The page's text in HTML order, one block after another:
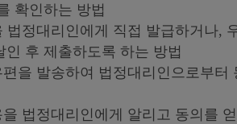
확인하는 방법
정대리인에게 직접 발급하거나,
후 제출하도록 하는 방법
을 발송하여 법정대리인으로부
법정대리인에게 알리고 동의를